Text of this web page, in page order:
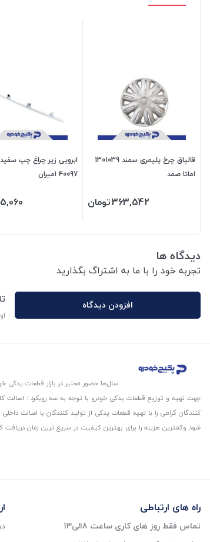
قالپاق چرخ پلیمری سمند 1301039
اماتا صمد
363,542تومان
ابرویی زیر چراغ چپ
40097 امیران
دیدگاه ها
تجربه خود را با ما به اشتراگ بگذارید
افزودن دیدگاه
سال‌ها حضور معتبر در بازار قطعات
جهت تهیه و توزیع قطعات یدکی خودرو با توجه به سه رویکرد :
کنندگان گرامی را با تهیه قطعات یدکی از تولید کنندگان با اصالت
شود و‌کمترین هزینه را برای بهترین کیفیت در سریع ترین زمان
راه های ارتباطی
تماس فقط روز های کاری ساعت 8الی13